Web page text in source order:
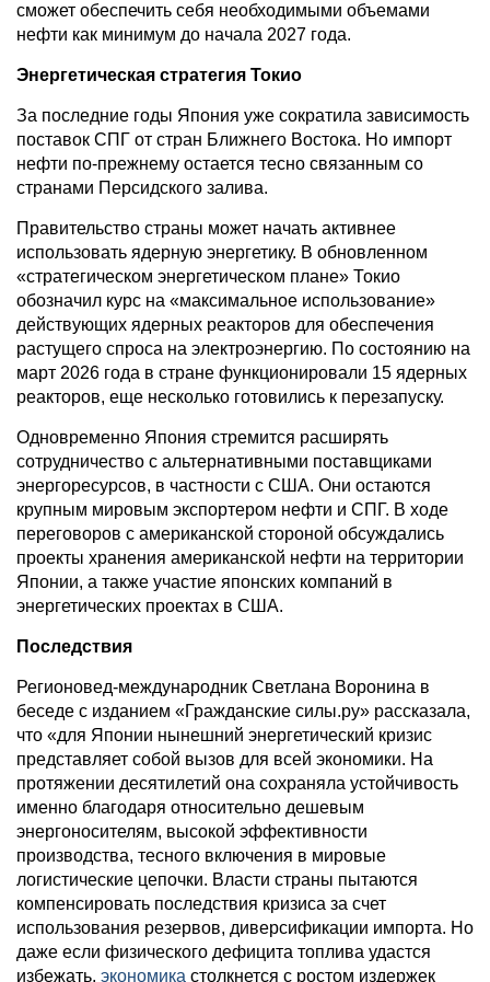
сможет обеспечить себя необходимыми объемами
нефти как минимум до начала 2027 года.
Энергетическая стратегия Токио
За последние годы Япония уже сократила зависимость
поставок СПГ от стран Ближнего Востока. Но импорт
нефти по-прежнему остается тесно связанным со
странами Персидского залива.
Правительство страны может начать активнее
использовать ядерную энергетику. В обновленном
«стратегическом энергетическом плане» Токио
обозначил курс на «максимальное использование»
действующих ядерных реакторов для обеспечения
растущего спроса на электроэнергию. По состоянию на
март 2026 года в стране функционировали 15 ядерных
реакторов, еще несколько готовились к перезапуску.
Одновременно Япония стремится расширять
сотрудничество с альтернативными поставщиками
энергоресурсов, в частности с США. Они остаются
крупным мировым экспортером нефти и СПГ. В ходе
переговоров с американской стороной обсуждались
проекты хранения американской нефти на территории
Японии, а также участие японских компаний в
энергетических проектах в США.
Последствия
Регионовед-международник Светлана Воронина в
беседе с изданием «Гражданские силы.ру» рассказала,
что «для Японии нынешний энергетический кризис
представляет собой вызов для всей экономики. На
протяжении десятилетий она сохраняла устойчивость
именно благодаря относительно дешевым
энергоносителям, высокой эффективности
производства, тесного включения в мировые
логистические цепочки. Власти страны пытаются
компенсировать последствия кризиса за счет
использования резервов, диверсификации импорта. Но
даже если физического дефицита топлива удастся
избежать, экономика столкнется с ростом издержек